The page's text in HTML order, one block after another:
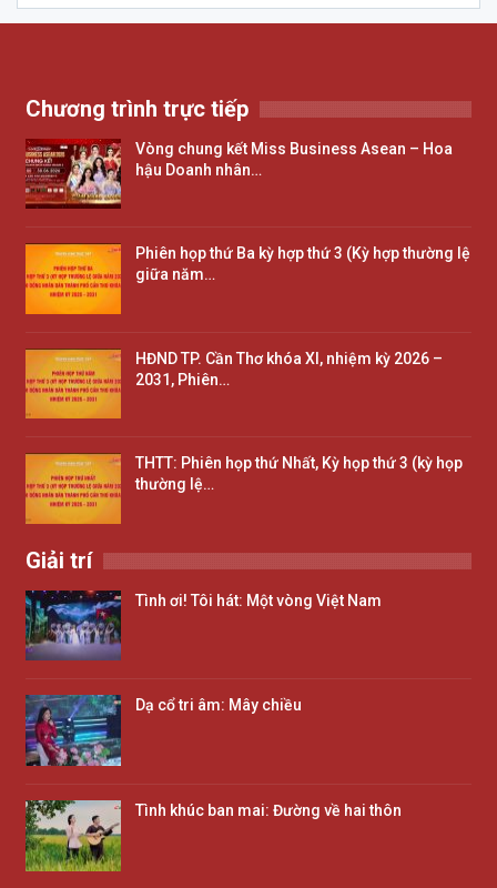
Chương trình trực tiếp
Vòng chung kết Miss Business Asean – Hoa
hậu Doanh nhân…
Phiên họp thứ Ba kỳ hợp thứ 3 (Kỳ hợp thường lệ
giữa năm…
HĐND TP. Cần Thơ khóa XI, nhiệm kỳ 2026 –
2031, Phiên…
THTT: Phiên họp thứ Nhất, Kỳ họp thứ 3 (kỳ họp
thường lệ…
Giải trí
Tình ơi! Tôi hát: Một vòng Việt Nam
Dạ cổ tri âm: Mây chiều
Tình khúc ban mai: Đường về hai thôn